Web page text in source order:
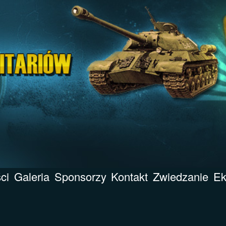
Galeria Sponsorzy Kontakt Zwiedzanie